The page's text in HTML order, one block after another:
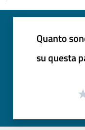
Quanto
su questa